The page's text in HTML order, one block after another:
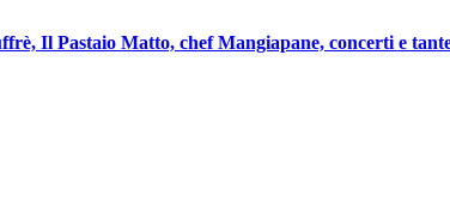
Il Pastaio Matto, chef Mangiapane, concerti e